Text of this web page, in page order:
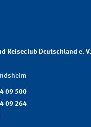
Reiseclub Deutschland e. V.
09 500
09 264